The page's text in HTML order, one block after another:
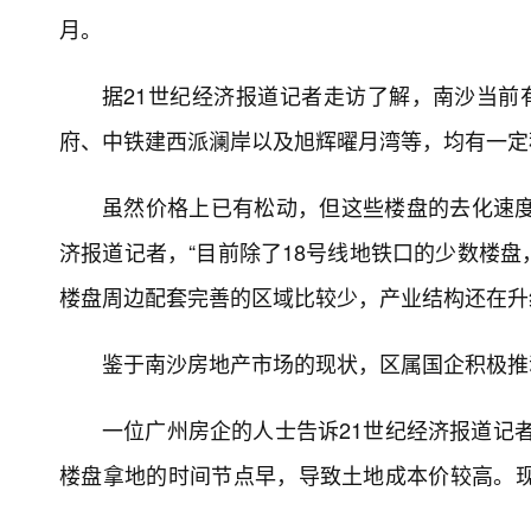
月。
据21世纪经济报道记者走访了解，南沙当
府、中铁建西派澜岸以及旭辉曜月湾等，均有一
虽然价格上已有松动，但这些楼盘的去化
济报道记者，“目前除了18号线地铁口的少数楼
楼盘周边配套完善的区域比较少，产业结构还在
鉴于南沙房地产市场的现状，区属国企积极
一位广州房企的人士告诉21世纪经济报道记
楼盘拿地的时间节点早，导致土地成本价较高